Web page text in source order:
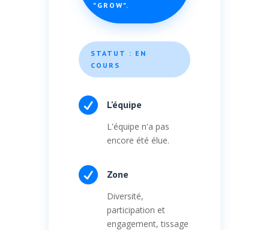
"GROW".
STATUT : EN
COURS
 L'équipe
L'équipe n'a pas
encore été élue.
 Zone
Diversité,
participation et
engagement, tissage